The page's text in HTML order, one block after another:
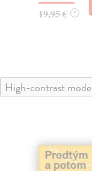
19,95 € ?
High-contrast mode